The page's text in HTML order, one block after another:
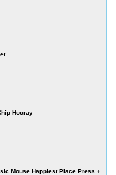
Hooray
Mouse Happiest Place Press +